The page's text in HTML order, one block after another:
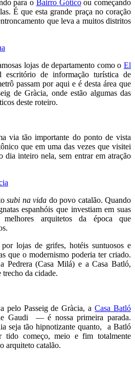
para o Bairro Góticoou começando
É que esta grande praça no coração
que leva a muitos distritos
lojas de departamento como o El
escritório de informação turística de
passam por aqui e é desta área que
de Gràcia, onde estão algumas das
deste roteiro.
via tão importante do ponto de vista
que em uma das vezes que visitei
dia inteiro nela, sem entrar em atração
subi na vida do povo catalão. Quando
espanhóis que investiam em suas
melhores arquitetos da época que
lojas de grifes, hotéis suntuosos e
que o modernismo poderia ter criado.
Pedrera (Casa Milá) e a Casa Batló,
trecho da cidade.
pelo Passeig de Gràcia, aCasa Batló
Gaudi — é nossa primeira parada.
seja tão hipnotizante quanto, a Batló
tido começo, meio e fim totalmente
arquiteto catalão.